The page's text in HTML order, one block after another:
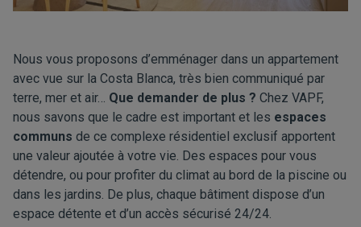
Nous vous proposons d’emménager dans un appartement
avec vue sur la Costa Blanca, très bien communiqué par
terre, mer et air… Que demander de plus ? Chez VAPF,
nous savons que le cadre est important et les espaces
communs de ce complexe résidentiel exclusif apportent
une valeur ajoutée à votre vie. Des espaces pour vous
détendre, ou pour profiter du climat au bord de la piscine ou
dans les jardins. De plus, chaque bâtiment dispose d’un
espace détente et d’un accès sécurisé 24/24.